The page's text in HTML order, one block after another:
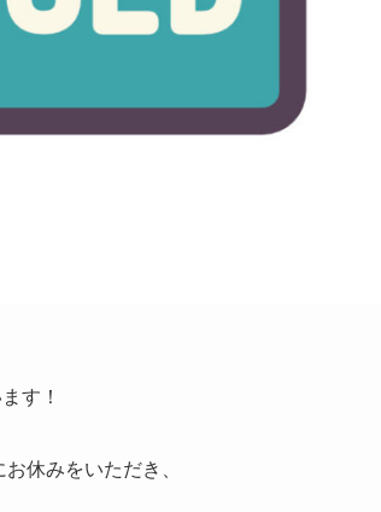
す！
休みをいただき、